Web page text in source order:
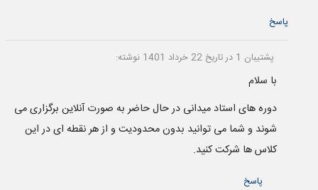
پاسخ
پشتیبان 1 در تاریخ 22 خرداد 1401 نوشته:
با سلام
دوره های استاد میدانی در حال حاضر به صورت آنلاین برگزاری می
شوند و شما می توانید بدون محدودیت و از هر نقطه ای در این
کلاس ها شرکت کنید.
پاسخ